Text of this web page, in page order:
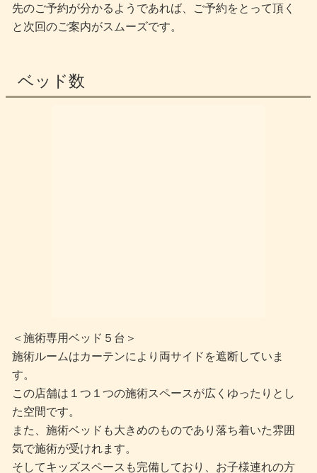
先のご予約が分かるようであれば、ご予約をとって頂く
と次回のご案内がスムーズです。
ベッド数
＜施術専用ベッド５台＞
施術ルームはカーテンにより両サイドを遮断していま
す。
この店舗は１つ１つの施術スペースが広くゆったりとし
た空間です。
また、施術ベッドも大きめのものであり落ち着いた雰囲
気で施術が受けれます。
そしてキッズスペースも完備しており、お子様連れの方